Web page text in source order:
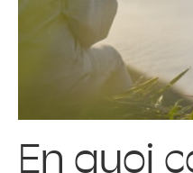
En quoi